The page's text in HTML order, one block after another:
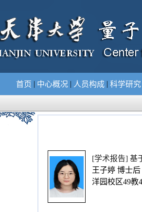
首页 | 中心概况 | 人员构成 | 科学研
[学术报告] 基
王子婷 博士
洋园校区49教